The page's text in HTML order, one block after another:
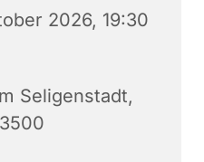
2026, 19:30
Seligenstadt,